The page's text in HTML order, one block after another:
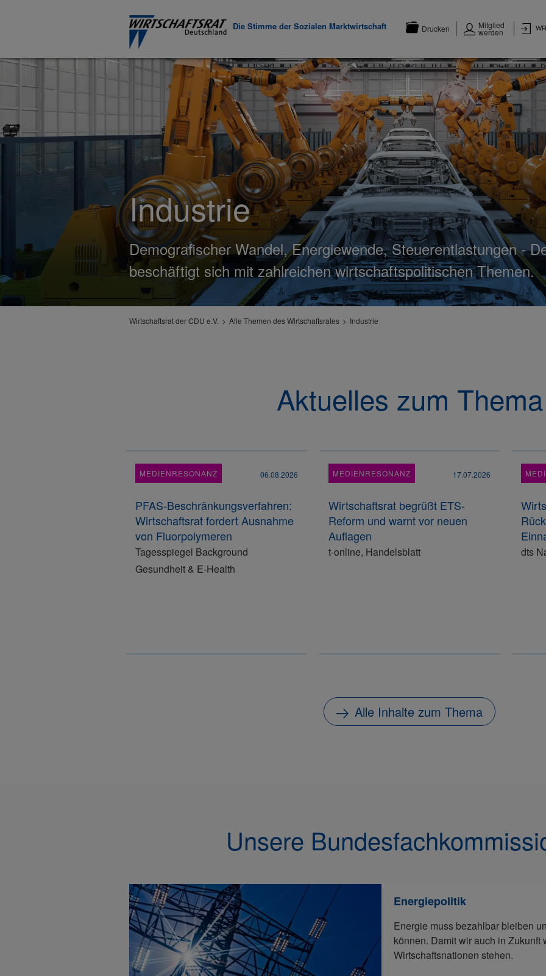
Die Stimme der Sozialen Marktwirtschaft Drucken Mitglied
werden
Industrie
Demografischer Wandel, Energiewende, Steuerentlastungen -
beschäftigt sich mit zahlreichen wirtschaftspolitischen Themen.
Wirtschaftsrat der CDU e.V. Alle Themen des Wirtschaftsrates Industrie
Aktuelles zum Thema
MEDIENRESONANZ 06.08.2026
PFAS-Beschränkungsverfahren:
Wirtschaftsrat fordert Ausnahme
von Fluorpolymeren
Tagesspiegel Background
Gesundheit & E-Health
MEDIENRESONANZ 17.07.2026
Wirtschaftsrat begrüßt ETS-
Reform und warnt vor neuen
Auflagen
t-online, Handelsblatt dts
Alle Inhalte zum Thema
Unsere
Energiepolitik
Energie muss bezahlbar bleiben
können. Damit wir auch in Zukunft
Wirtschaftsnationen stehen.